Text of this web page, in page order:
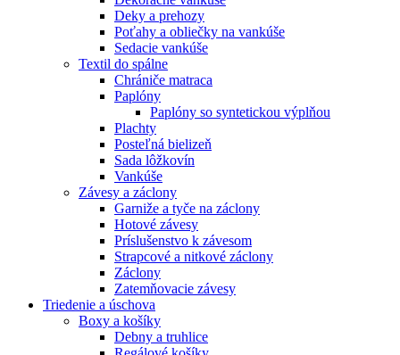
Deky a prehozy
Poťahy a obliečky na vankúše
Sedacie vankúše
Textil do spálne
Chrániče matraca
Paplóny
Paplóny so syntetickou výplňou
Plachty
Posteľná bielizeň
Sada lôžkovín
Vankúše
Závesy a záclony
Garniže a tyče na záclony
Hotové závesy
Príslušenstvo k závesom
Strapcové a nitkové záclony
Záclony
Zatemňovacie závesy
Triedenie a úschova
Boxy a košíky
Debny a truhlice